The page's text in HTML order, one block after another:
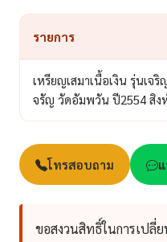
รายการ
เหรียญเสมาเนื้อเงิน รุ่นเจ
จรัญ วัดอัมพวัน ปี2554 สิง
โทรสอบถาม
ขอสงวนสิทธิ์ในการเปลี่